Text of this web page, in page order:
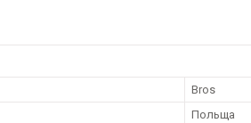
Bros
Польща